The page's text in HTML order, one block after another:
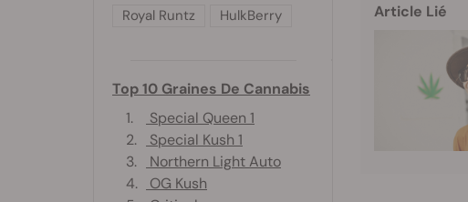
Article Lié
Royal Runtz
HulkBerry
Top 10 Graines De Cannabis
1.
Special Queen 1
2.
Special Kush 1
3.
Northern Light Auto
4.
OG Kush